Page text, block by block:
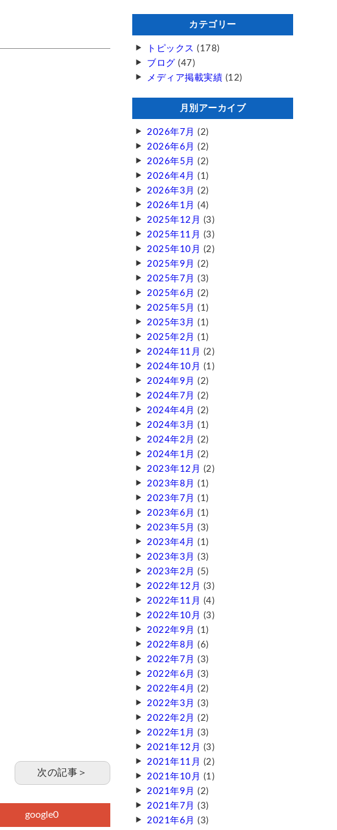
次の記事＞
google0
カテゴリー
トピックス (178)
ブログ (47)
メディア掲載実績 (12)
月別アーカイブ
2026年7月 (2)
2026年6月 (2)
2026年5月 (2)
2026年4月 (1)
2026年3月 (2)
2026年1月 (4)
2025年12月 (3)
2025年11月 (3)
2025年10月 (2)
2025年9月 (2)
2025年7月 (3)
2025年6月 (2)
2025年5月 (1)
2025年3月 (1)
2025年2月 (1)
2024年11月 (2)
2024年10月 (1)
2024年9月 (2)
2024年7月 (2)
2024年4月 (2)
2024年3月 (1)
2024年2月 (2)
2024年1月 (2)
2023年12月 (2)
2023年8月 (1)
2023年7月 (1)
2023年6月 (1)
2023年5月 (3)
2023年4月 (1)
2023年3月 (3)
2023年2月 (5)
2022年12月 (3)
2022年11月 (4)
2022年10月 (3)
2022年9月 (1)
2022年8月 (6)
2022年7月 (3)
2022年6月 (3)
2022年4月 (2)
2022年3月 (3)
2022年2月 (2)
2022年1月 (3)
2021年12月 (3)
2021年11月 (2)
2021年10月 (1)
2021年9月 (2)
2021年7月 (3)
2021年6月 (3)